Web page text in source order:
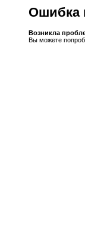
Ошибка
Возникла
Вы можете